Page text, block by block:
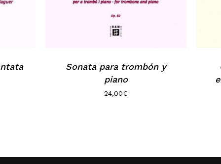
Sonata para trombón y
piano
24,00€